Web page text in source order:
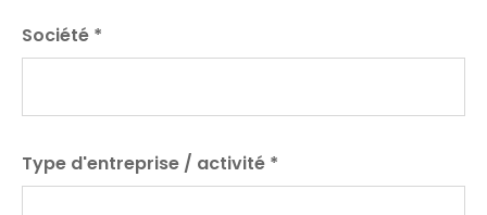
Leave
this
blank
Société *
Type d'entreprise / activité *